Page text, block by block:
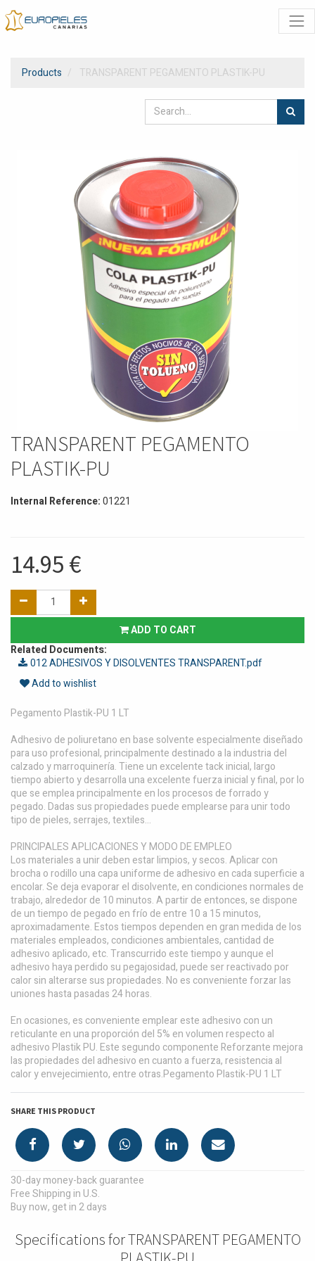
Products TRANSPARENT PEGAMENTO PLASTIK-PU
TRANSPARENT PEGAMENTO
PLASTIK-PU
Internal Reference:01221
14.95 €
ADD TO CART
Related Documents:
012 ADHESIVOS Y DISOLVENTES TRANSPARENT.pdf
Add to wishlist
Pegamento Plastik-PU 1 LT
Adhesivo de poliuretano en base solvente especialmente diseñado
para uso profesional, principalmente destinado a la industria del
calzado y marroquinería. Tiene un excelente tack inicial, largo
tiempo abierto y desarrolla una excelente fuerza inicial y final, por lo
que se emplea principalmente en los procesos de forrado y
pegado. Dadas sus propiedades puede emplearse para unir todo
tipo de pieles, serrajes, textiles...
PRINCIPALES APLICACIONES Y MODO DE EMPLEO
Los materiales a unir deben estar limpios, y secos. Aplicar con
brocha o rodillo una capa uniforme de adhesivo en cada superficie a
encolar. Se deja evaporar el disolvente, en condiciones normales de
trabajo, alrededor de 10 minutos. A partir de entonces, se dispone
de un tiempo de pegado en frío de entre 10 a 15 minutos,
aproximadamente. Estos tiempos dependen en gran medida de los
materiales empleados, condiciones ambientales, cantidad de
adhesivo aplicado, etc. Transcurrido este tiempo y aunque el
adhesivo haya perdido su pegajosidad, puede ser reactivado por
calor sin alterarse sus propiedades. No es conveniente forzar las
uniones hasta pasadas 24 horas.
En ocasiones, es conveniente emplear este adhesivo con un
reticulante en una proporción del 5% en volumen respecto al
adhesivo Plastik PU. Este segundo componente Reforzante mejora
las propiedades del adhesivo en cuanto a fuerza, resistencia al
calor y envejecimiento, entre otras.Pegamento Plastik-PU 1 LT
SHARE THIS PRODUCT
30-day money-back guarantee
Free Shipping in U.S.
Buy now, get in 2 days
Specifications for TRANSPARENT PEGAMENTO